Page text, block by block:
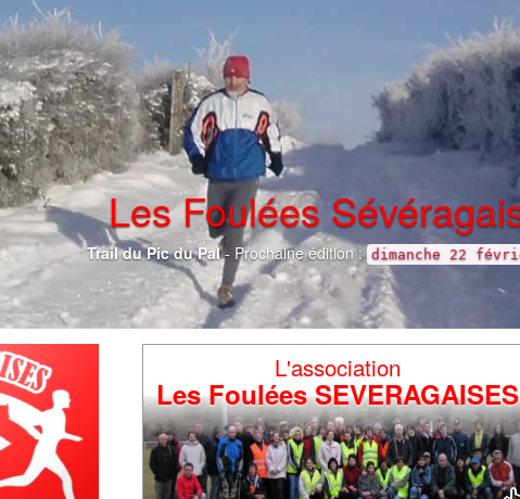
L'association
Les Foulées SEVERAGAISES